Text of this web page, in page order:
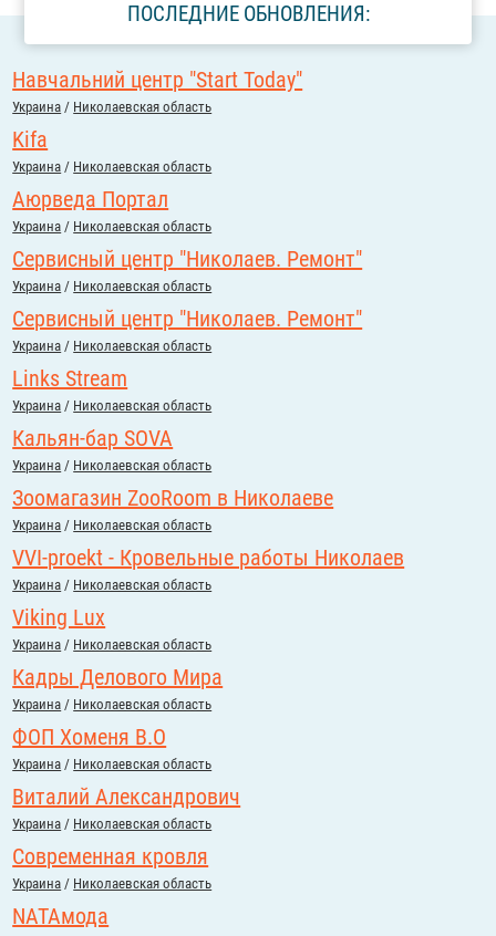
ПОСЛЕДНИЕ ОБНОВЛЕНИЯ:
Навчальний центр "Start Today"
Украина / Николаевская область
Kifa
Украина / Николаевская область
Аюрведа Портал
Украина / Николаевская область
Сервисный центр "Николаев. Ремонт"
Украина / Николаевская область
Сервисный центр "Николаев. Ремонт"
Украина / Николаевская область
Links Stream
Украина / Николаевская область
Кальян-бар SOVA
Украина / Николаевская область
Зоомагазин ZooRoom в Николаеве
Украина / Николаевская область
VVI-proekt - Кровельные работы Николаев
Украина / Николаевская область
Viking Lux
Украина / Николаевская область
Кадры Делового Мира
Украина / Николаевская область
ФОП Хоменя В.О
Украина / Николаевская область
Виталий Александрович
Украина / Николаевская область
Современная кровля
Украина / Николаевская область
NATAмода